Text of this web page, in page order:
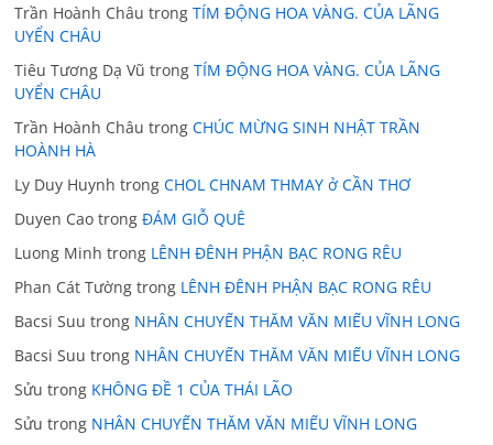
Trần Hoành Châu trongTÍM ĐỘNG HOA VÀNG. CỦA LÃNG
UYỂN CHÂU
Tiêu Tương Dạ Vũ trongTÍM ĐỘNG HOA VÀNG. CỦA LÃNG
UYỂN CHÂU
Trần Hoành Châu trongCHÚC MỪNG SINH NHẬT TRẦN
HOÀNH HÀ
Ly Duy Huynh trongCHOL CHNAM THMAY ở CẦN THƠ
Duyen Cao trongĐÁM GIỖ QUÊ
Luong Minh trong LÊNH ĐÊNH PHẬN BẠC RONG RÊU
Phan Cát Tường trong LÊNH ĐÊNH PHẬN BẠC RONG RÊU
Bacsi Suu trong NHÂN CHUYẾN THĂM VĂN MIẾU VĨNH LONG
Bacsi Suu trong NHÂN CHUYẾN THĂM VĂN MIẾU VĨNH LONG
Sửu trong KHÔNG ĐỀ 1 CỦA THÁI LÃO
Sửu trong NHÂN CHUYẾN THĂM VĂN MIẾU VĨNH LONG